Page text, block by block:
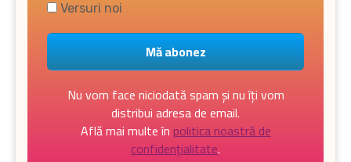
Versuri noi
Nu vom face niciodată spam și nu îți vom
distribui adresa de email.
Află mai multe în politica noastră de
confidențialitate.